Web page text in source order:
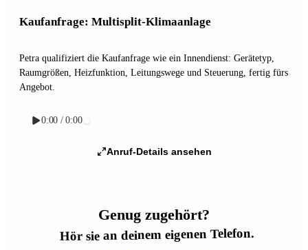
Kaufanfrage: Multisplit-Klimaanlage
Petra qualifiziert die Kaufanfrage wie ein Innendienst: Gerätetyp,
Raumgrößen, Heizfunktion, Leitungswege und Steuerung, fertig fürs
Angebot.
0:00 / 0:00
Anruf-Details ansehen
Genug zugehört?
Hör sie an deinem eigenen Telefon.